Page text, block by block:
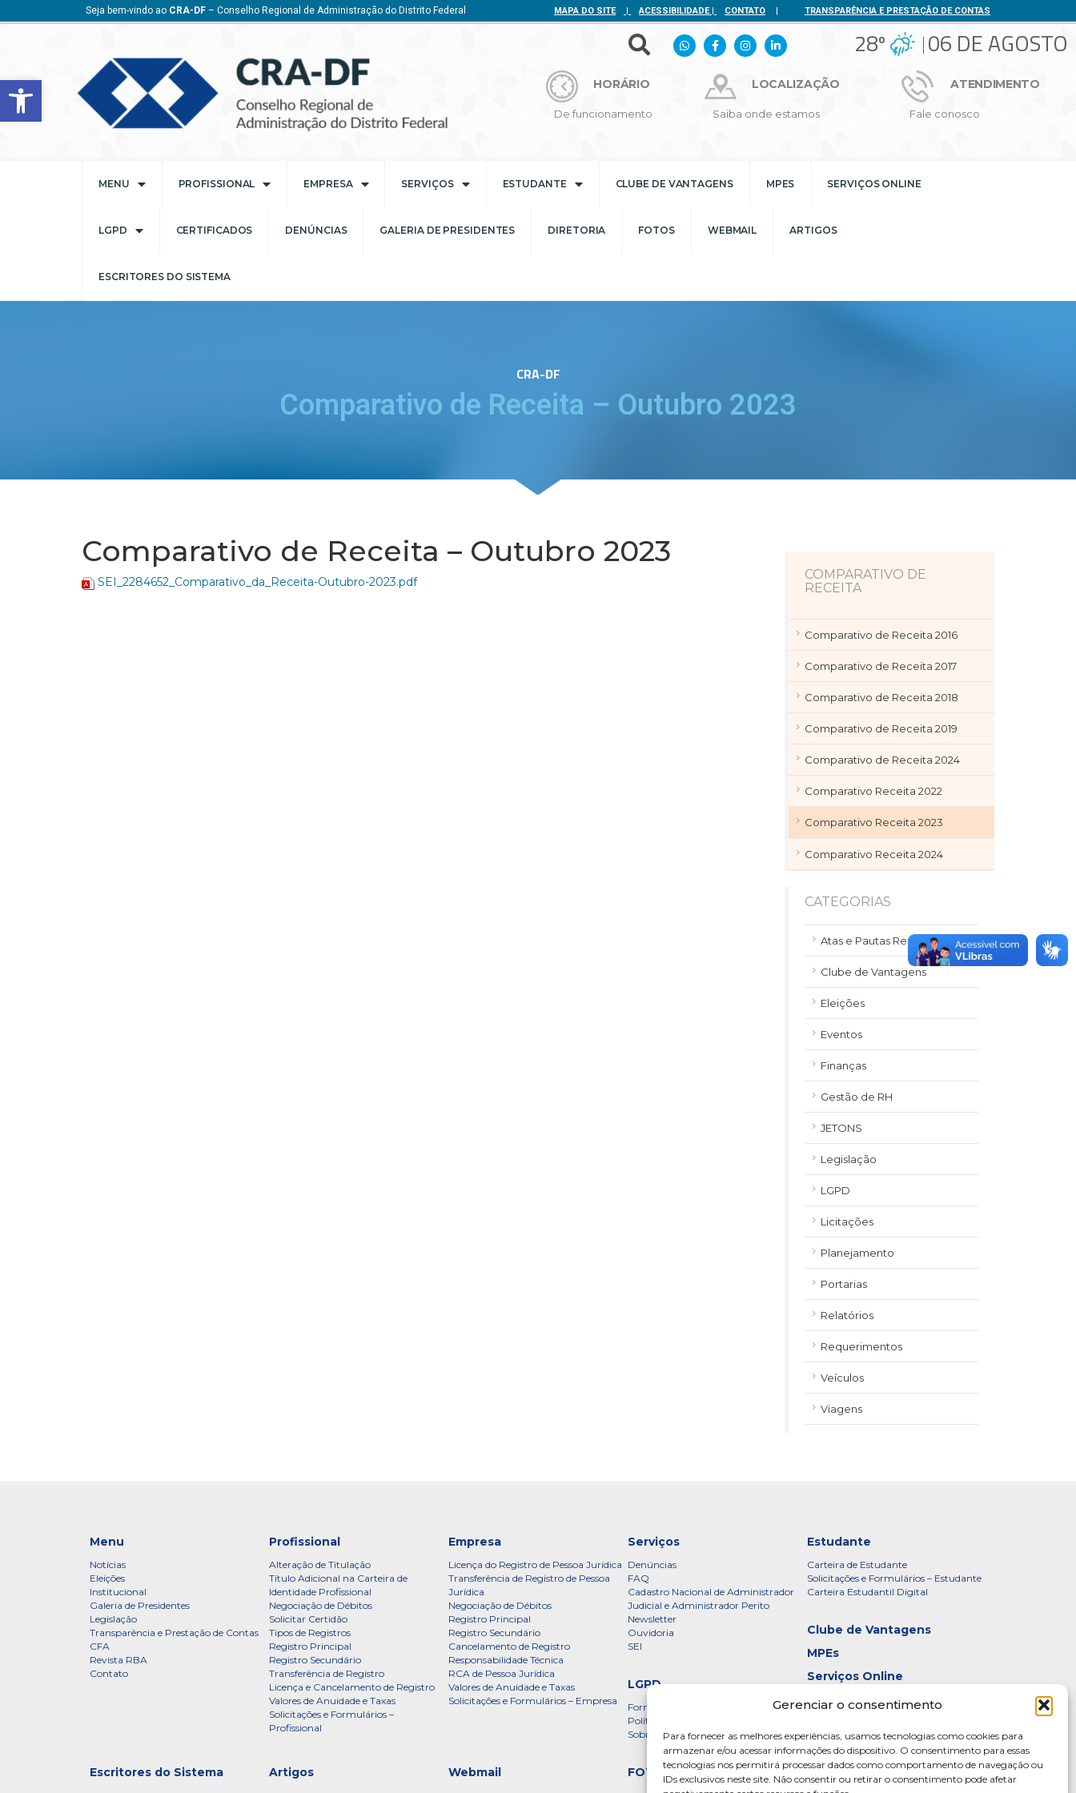
Barra de Ferramentas Aberta
Gerenciar o consentimento
Para fornecer as melhores experiências, usamos tecnologias como cookies para
armazenar e/ou acessar informações do dispositivo. O consentimento para essas
tecnologias nos permitirá processar dados como comportamento de navegação ou
IDs exclusivos neste site. Não consentir ou retirar o consentimento pode afetar
Seja bem-vindo ao CRA-DF – Conselho Regional de Administração do Distrito Federal MAPA DO SITE | ACESSIBILIDADE| CONTATO | TRANSPARÊNCIA E PRESTAÇÃO DE CONTAS
28º 06 DE AGOSTO
HORÁRIO
De funcionamento
LOCALIZAÇÃO
Saiba onde estamos
ATENDIMENTO
Fale conosco
MENU PROFISSIONAL EMPRESA SERVIÇOS ESTUDANTE CLUBE DE VANTAGENS MPES SERVIÇOS ONLINE
LGPD CERTIFICADOS DENÚNCIAS GALERIA DE PRESIDENTES DIRETORIA FOTOS WEBMAIL ARTIGOS
ESCRITORES DO SISTEMA
CRA-DF
Comparativo de Receita – Outubro 2023
Comparativo de Receita – Outubro 2023
SEI_2284652_Comparativo_da_Receita-Outubro-2023.pdf
COMPARATIVO DE
RECEITA
Comparativo de Receita 2016
Comparativo de Receita 2017
Comparativo de Receita 2018
Comparativo de Receita 2019
Comparativo de Receita 2024
Comparativo Receita 2022
Comparativo Receita 2023
Comparativo Receita 2024
CATEGORIAS
Atas e Pautas Reuniões
Clube de Vantagens
Eleições
Eventos
Finanças
Gestão de RH
JETONS
Legislação
LGPD
Licitações
Planejamento
Portarias
Relatórios
Requerimentos
Veículos
Viagens
Menu
Notícias
Eleições
Institucional
Galeria de Presidentes
Legislação
Transparência e Prestação de Contas
CFA
Revista RBA
Contato
Profissional
Alteração de Titulação
Título Adicional na Carteira de
Identidade Profissional
Negociação de Débitos
Solicitar Certidão
Tipos de Registros
Registro Principal
Registro Secundário
Transferência de Registro
Licença e Cancelamento de Registro
Valores de Anuidade e Taxas
Solicitações e Formulários –
Profissional
Empresa
Licença do Registro de Pessoa Jurídica
Transferência de Registro de Pessoa
Jurídica
Negociação de Débitos
Registro Principal
Registro Secundário
Cancelamento de Registro
Responsabilidade Técnica
RCA de Pessoa Jurídica
Valores de Anuidade e Taxas
Solicitações e Formulários – Empresa
Serviços
Denúncias
FAQ
Cadastro Nacional de Administrador
Judicial e Administrador Perito
Newsletter
Ouvidoria
SEI
Estudante
Carteira de Estudante
Solicitações e Formulários – Estudante
Carteira Estudantil Digital
Clube de Vantagens
MPEs
Serviços Online
LGPD
Formulário
Política de Privacidade – CRADF
Sobre a LGPD
Certificados
Galeria de Presidentes
Diretoria
FOTOS
Webmail
Artigos
Escritores do Sistema